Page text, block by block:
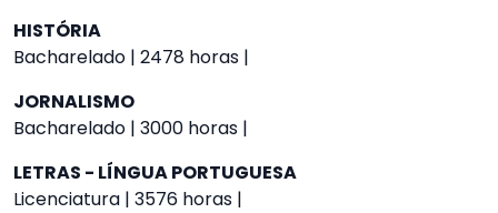
HISTÓRIA
Bacharelado | 2478 horas |
JORNALISMO
Bacharelado | 3000 horas |
LETRAS - LÍNGUA PORTUGUESA
Licenciatura | 3576 horas |